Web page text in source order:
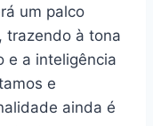
um palco
trazendo à tona
e a inteligência
e
ainda é